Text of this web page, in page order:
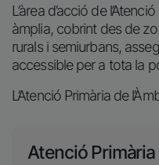
L’àrea d’acció de
àmplia, cobrint des de
rurals i semiurbans,
accessible per a tota la
L’Atenció Primària de
Atenció Primària